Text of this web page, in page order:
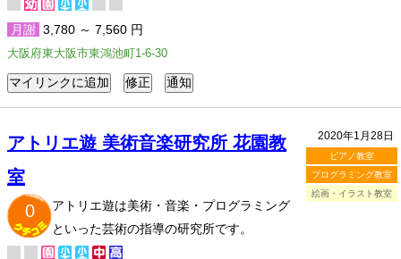
月謝 3,780 ～ 7,560 円
大阪府東大阪市東鴻池町1-6-30
2020年1月28日
ピアノ教室
プログラミング教室
絵画・イラスト教室
アトリエ遊 美術音楽研究所 花園教
室
0
アトリエ遊は美術・音楽・プログラミング
といった芸術の指導の研究所です。